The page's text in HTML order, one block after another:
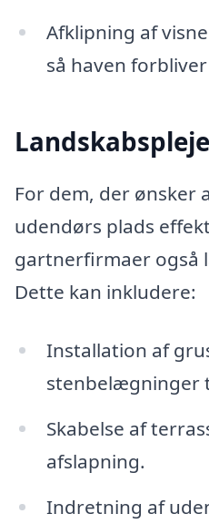
Afklipning af
så haven
Landskabspleje
For dem, der ønsker
udendørs plads
gartnerfirmaer også
Dette kan inkludere:
Installation af
stenbelægninger
Skabelse af
afslapning.
Indretning af